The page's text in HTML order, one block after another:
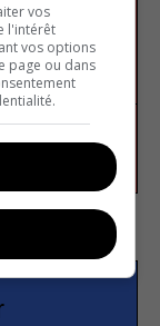
de
Vrai ou faux
vos
l'intérêt
vos options
page ou dans